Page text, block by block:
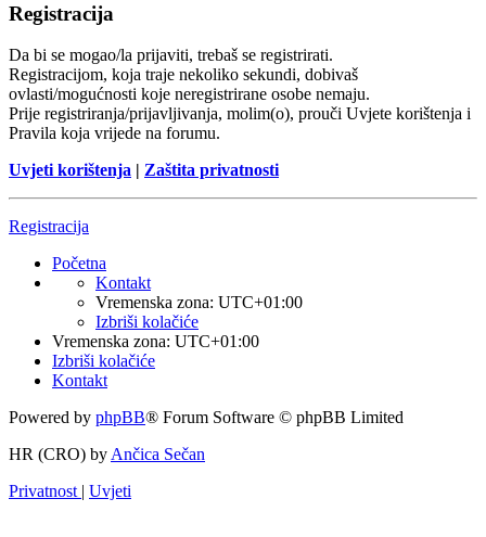
Registracija
Da bi se mogao/la prijaviti, trebaš se registrirati.
Registracijom, koja traje nekoliko sekundi, dobivaš
ovlasti/mogućnosti koje neregistrirane osobe nemaju.
Prije registriranja/prijavljivanja, molim(o), prouči Uvjete korištenja i
Pravila koja vrijede na forumu.
Uvjeti korištenja | Zaštita privatnosti
Registracija
Početna
Kontakt
Vremenska zona: UTC+01:00
Izbriši kolačiće
Vremenska zona: UTC+01:00
Izbriši kolačiće
Kontakt
Powered by phpBB® Forum Software © phpBB Limited
HR (CRO) by Ančica Sečan
Privatnost | Uvjeti